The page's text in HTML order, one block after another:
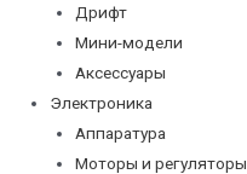
Дрифт
Мини-модели
Аксессуары
Электроника
Аппаратура
Моторы и регуляторы